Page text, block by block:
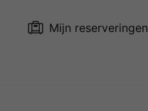
Mijn reserveringen